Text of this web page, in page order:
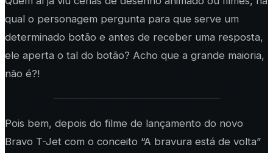
qual o personagem pergunta para que serve um
determinado botão e antes de receber uma resposta,
ele aperta o tal do botão? Acho que a grande maioria,
não é?!
Pois bem, depois do filme de lançamento do novo
Bravo T-Jet com o conceito “A bravura está de volta”